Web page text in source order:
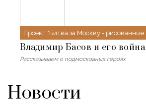
Проект "Битва за Москву -
Владимир Басов и его война
Рассказываем о подмосковных героях
Новости